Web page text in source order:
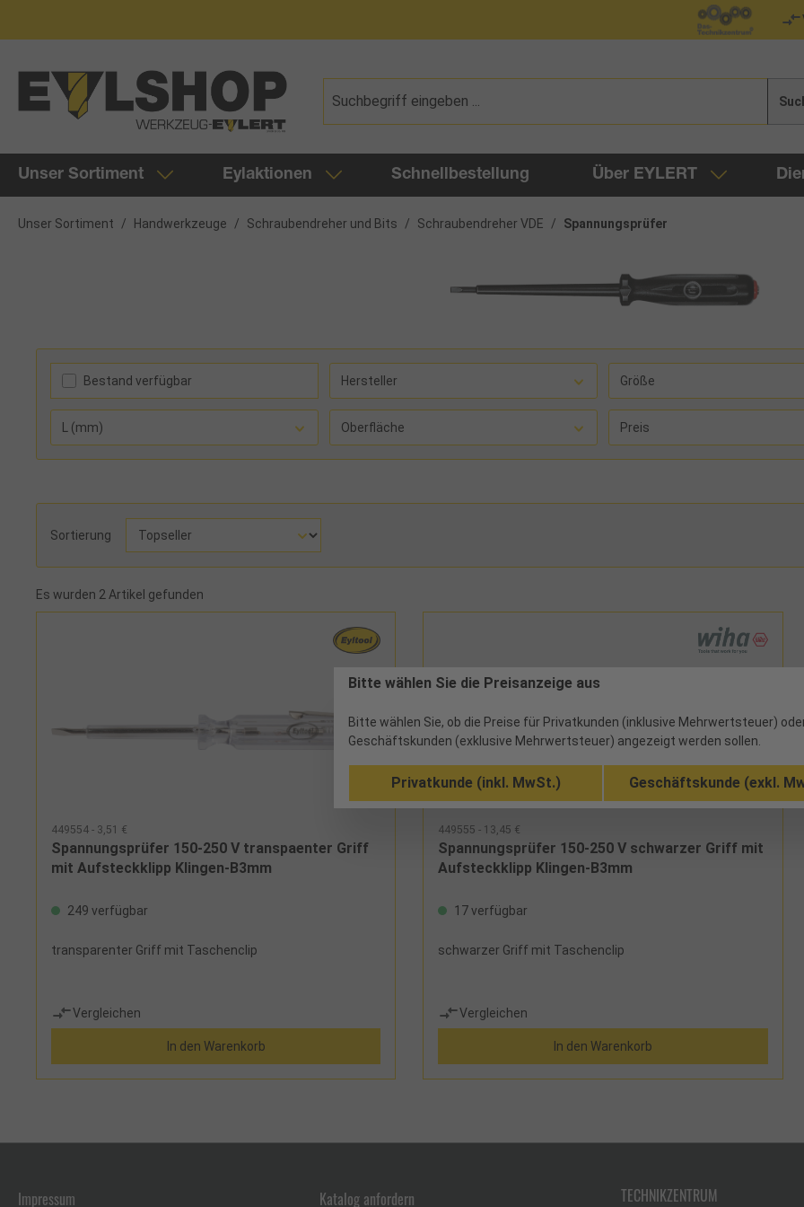
Unser Sortiment Eylaktionen Schnellbestellung Über EYLERT
Unser Sortiment / Handwerkzeuge / Schraubendreher und Bits / Schraubendreher VDE / Spannungsprüfer
Bestand verfügbar Hersteller Größe
L (mm) Oberfläche Preis
Sortierung
Es wurden 2 Artikel gefunden
449554 - 3,51 €
Spannungsprüfer 150-250 V transpaenter Griff
mit Aufsteckklipp Klingen-B3mm
249 verfügbar
transparenter Griff mit Taschenclip
Vergleichen
In den Warenkorb
449555 - 13,45 €
Spannungsprüfer 150-250 V schwarzer Griff mit
Aufsteckklipp Klingen-B3mm
17 verfügbar
schwarzer Griff mit Taschenclip
Vergleichen
In den Warenkorb
Impressum Katalog anfordern TECHNIKZENTRUM
Bitte wählen Sie die Preisanzeige aus
Bitte wählen Sie, ob die Preise für Privatkunden (inklusive Mehrwertsteuer)
Geschäftskunden (exklusive Mehrwertsteuer) angezeigt werden sollen.
Privatkunde (inkl. MwSt.) Geschäftskunde (exkl.